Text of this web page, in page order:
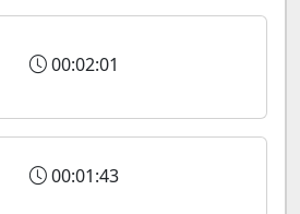
00:02:01
00:01:43